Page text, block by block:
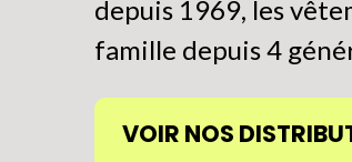
depuis 1969, les
famille depuis 4
VOIR NOS